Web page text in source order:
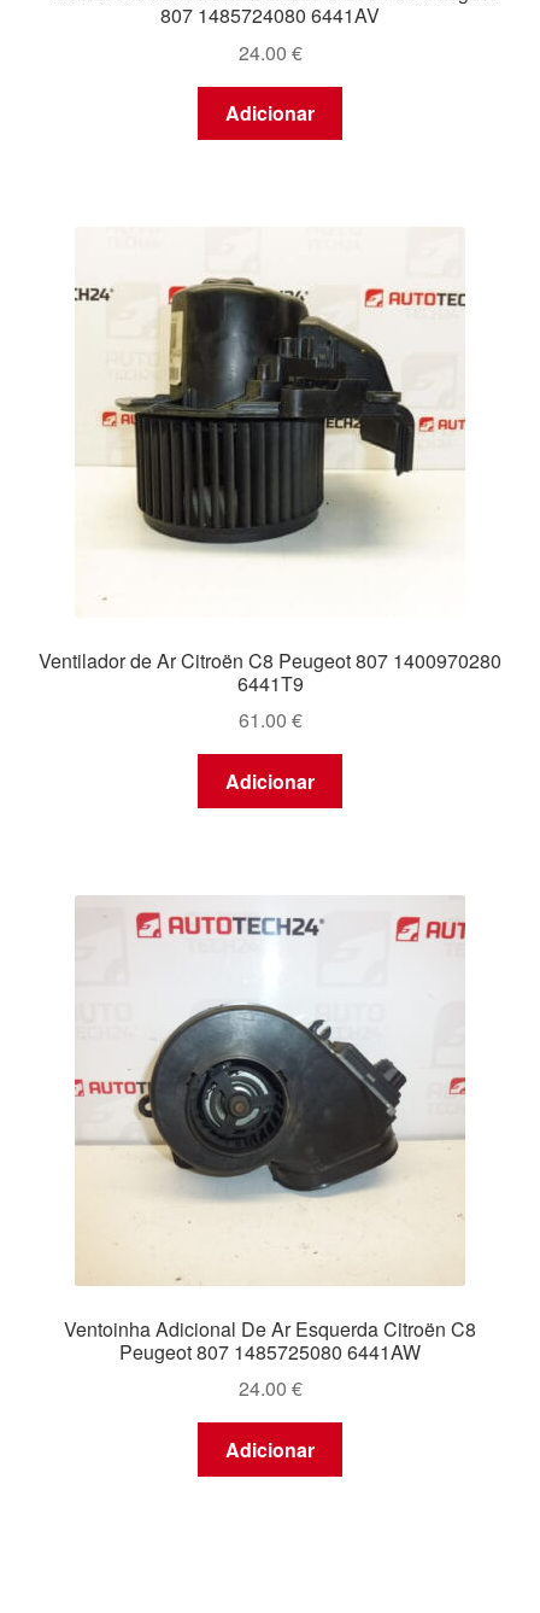
807 1485724080 6441AV
24.00 €
Adicionar
Ventilador de Ar Citroën C8 Peugeot 807 1400970280
6441T9
61.00 €
Adicionar
Ventoinha Adicional De Ar Esquerda Citroën C8
Peugeot 807 1485725080 6441AW
24.00 €
Adicionar